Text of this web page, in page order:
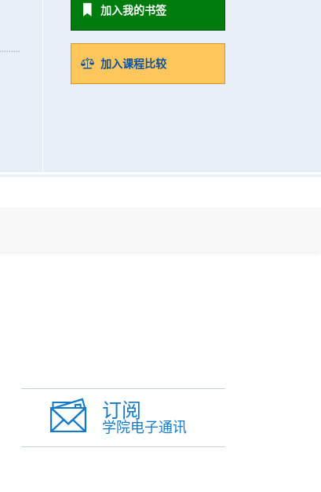
加入我的书签
加入课程比较
订阅
学院电子通讯